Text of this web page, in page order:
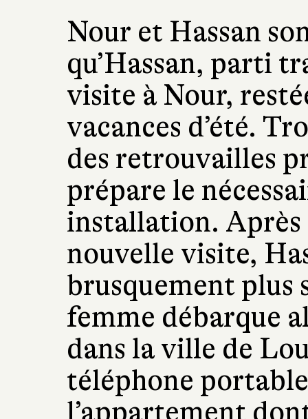
Nour et Hassan
qu’Hassan, parti
visite à Nour,
vacances d’été.
des retrouvailles
prépare le
installation.
nouvelle visite,
brusquement plus
femme débarque
dans la ville de
téléphone
l’appartement